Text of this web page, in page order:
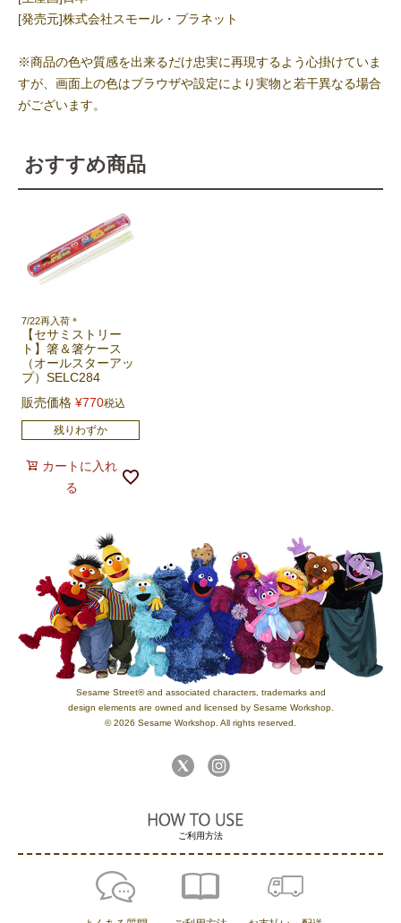
[発売元]株式会社スモール・プラネット
※商品の色や質感を出来るだけ忠実に再現するよう心掛けていま
すが、画面上の色はブラウザや設定により実物と若干異なる場合
がございます。
おすすめ商品
7/22再入荷＊
【セサミストリー
ト】箸＆箸ケース
（オールスターアッ
プ）SELC284
販売価格 ¥770税込
残りわずか
カートに入れ
る
Sesame Street® and associated characters, trademarks and
design elements are owned and licensed by Sesame Workshop.
© 2026 Sesame Workshop. All rights reserved.
ご利用方法